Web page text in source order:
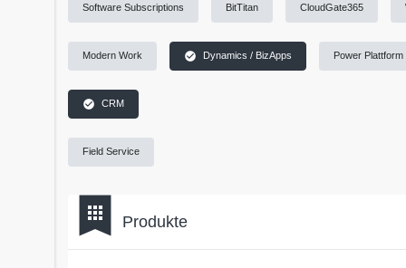
Modern Work check_circle Dynamics / BizApps
check_circle CRM
Field Service
Power Plattform
Software Subscriptions BitTitan CloudGate365
bookmark
apps Produkte